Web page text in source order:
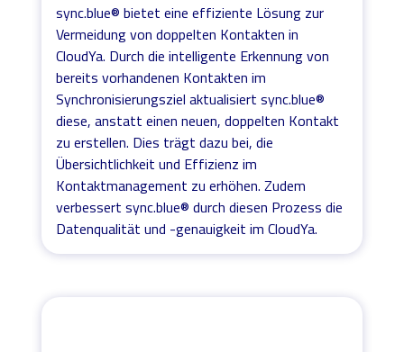
sync.blue® bietet eine effiziente Lösung zur
Vermeidung von doppelten Kontakten in
CloudYa. Durch die intelligente Erkennung von
bereits vorhandenen Kontakten im
Synchronisierungsziel aktualisiert sync.blue®
diese, anstatt einen neuen, doppelten Kontakt
zu erstellen. Dies trägt dazu bei, die
Übersichtlichkeit und Effizienz im
Kontaktmanagement zu erhöhen. Zudem
verbessert sync.blue® durch diesen Prozess die
Datenqualität und -genauigkeit im CloudYa.